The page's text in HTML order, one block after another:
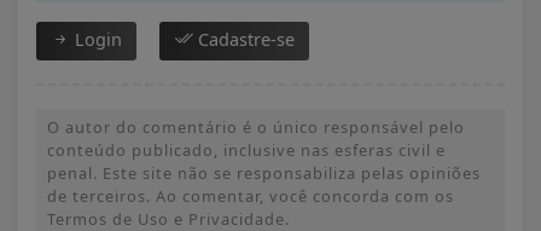
Login Cadastre-se
O autor do comentário é o único responsável pelo
conteúdo publicado, inclusive nas esferas civil e
penal. Este site não se responsabiliza pelas opiniões
de terceiros. Ao comentar, você concorda com os
Termos de Uso e Privacidade.